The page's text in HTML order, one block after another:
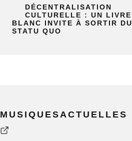
DÉCENTRALISATION
CULTURELLE : UN LIVRE
BLANC INVITE À SORTIR DU
STATU QUO
MUSIQUESACTUELLES